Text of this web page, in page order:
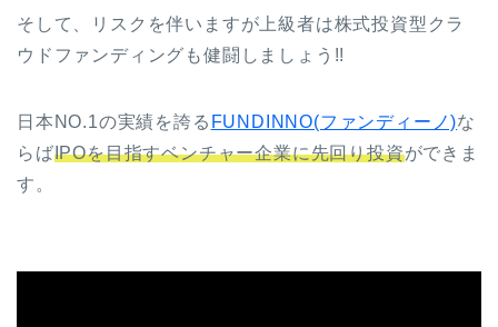
そして、リスクを伴いますが上級者は株式投資型クラ
ウドファンディングも健闘しましょう!!
日本NO.1の実績を誇る FUNDINNO(ファンディーノ)な
らばIPOを目指すベンチャー企業に先回り投資ができま
す。